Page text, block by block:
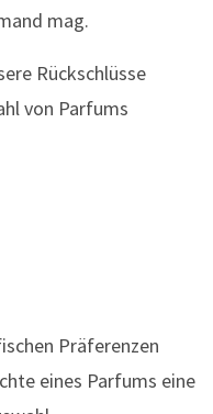
mag.
Rückschlüsse
von Parfums
Präferenzen
eines Parfums eine